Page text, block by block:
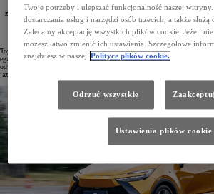
W Europie sprzedano już milion egzemplarzy Toyoty C-HR.
z myślą o europejskich kierowcach. Druga generacja modelu – w
z nowoczesnymi napędami hybrydowymi piątej generacji
Toyota C-HR na europejskim rynku debiutowała w 2016 roku. Od tego
egzemplarzy tego crossovera. Zarówno w Europie, jak i w Polsce model
odważny design i nowoczesne technologie docenili klienci stawiający na
jazdy.
Twoje potrzeby i ulepszać funkcjonalność naszej
dostarczania usług i narzędzi osób trzecich, a także
Zalecamy akceptację wszystkich plików cookie. Jeżeli
możesz łatwo zmienić ich ustawienia. Szczegółowe
znajdziesz w naszej Polityce plików cookie.
Odrzuć wszystkie
Ustawienia plików cookie